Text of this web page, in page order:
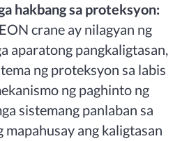
hakbang sa proteksyon:
crane ay nilagyan ng
aparatong pangkaligtasan,
ng proteksyon sa labis
ng paghinto ng
sistemang panlaban sa
mapahusay ang kaligtasan